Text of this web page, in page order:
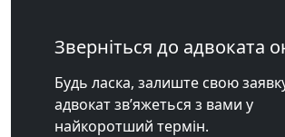
Зверніться до адвоката
Будь ласка, залиште свою
адвокат зв’яжеться з вами у
найкоротший термін.